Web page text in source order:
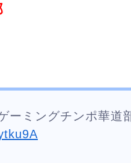
ーミングチンポ華